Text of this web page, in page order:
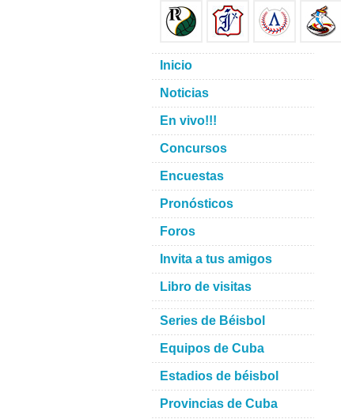
Inicio
Noticias
En vivo!!!
Concursos
Encuestas
Pronósticos
Foros
Invita a tus amigos
Libro de visitas
Series de Béisbol
Equipos de Cuba
Estadios de béisbol
Provincias de Cuba